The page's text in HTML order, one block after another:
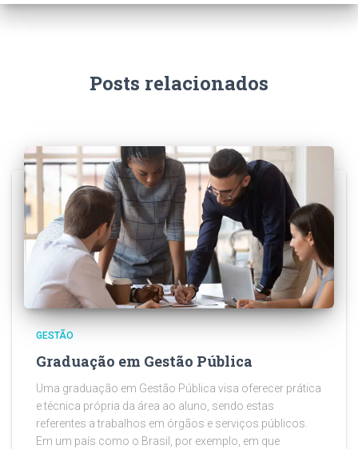
Posts relacionados
GESTÃO
Graduação em Gestão Pública
Uma graduação em Gestão Pública visa oferecer prática
e técnica própria da área ao aluno, sendo estas
referentes a trabalhos em órgãos e serviços públicos.
Em um país como o Brasil, por exemplo, em que